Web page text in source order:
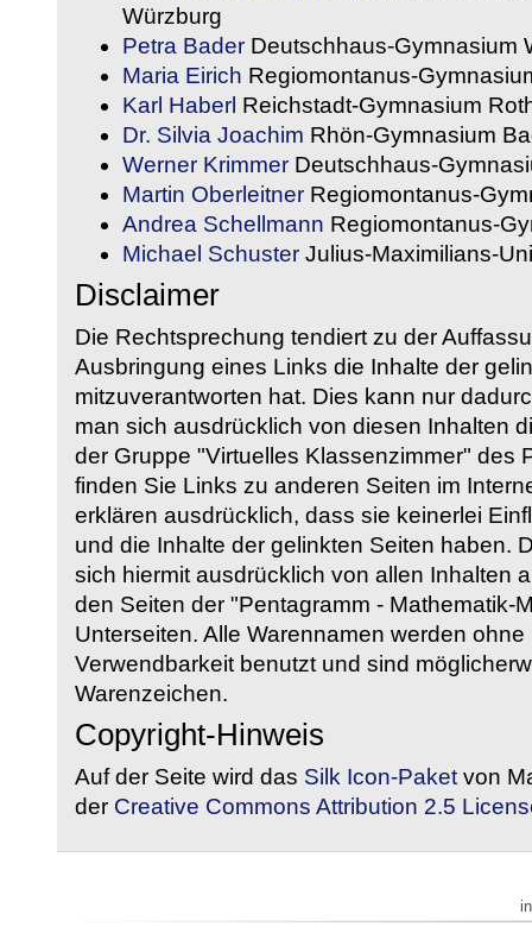
Würzburg
Petra Bader Deutschhaus-Gymnasium
Maria Eirich Regiomontanus-
Karl Haberl Reichstadt-Gymnasium
Dr. Silvia Joachim Rhön-Gymnasium
Werner Krimmer Deutschhaus-
Martin Oberleitner Regiomontanus-
Andrea Schellmann Regiomontanus-
Michael Schuster Julius-Maximilians-
Disclaimer
Die Rechtsprechung tendiert zu der
Ausbringung eines Links die Inhalte der
mitzuverantworten hat. Dies kann nur
man sich ausdrücklich von diesen Inhalten
der Gruppe "Virtuelles Klassenzimmer" des
finden Sie Links zu anderen Seiten im
erklären ausdrücklich, dass sie keinerlei
und die Inhalte der gelinkten Seiten haben.
sich hiermit ausdrücklich von allen Inhalten
den Seiten der "Pentagramm - Mathematik-
Unterseiten. Alle Warennamen werden
Verwendbarkeit benutzt und sind
Warenzeichen.
Copyright-Hinweis
Auf der Seite wird das Silk Icon-Paket von
der Creative Commons Attribution 2.5